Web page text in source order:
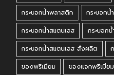
กระบอกน้ำพลาสติก
กระบอกน้
กระบอกน้ำสแตนเลส
กระบอก
กระบอกน้ำสแตนเลส สั่งผลิต
ของพรีเมี่ยม
ของแจกพรีเมี่ยม